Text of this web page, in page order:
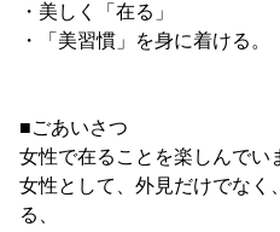
・美しく「在る」
・「美習慣」を身に着ける。
■ごあいさつ
女性で在ることを楽しんでい
女性として、外見だけでなく
る、